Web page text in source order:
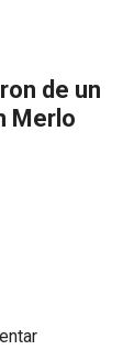
de un
Merlo